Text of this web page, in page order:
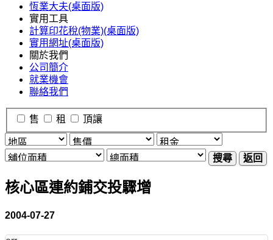
恆業大夫(桌面版)
實用工具
計算印花稅(物業)(桌面版)
實用網址(桌面版)
關於我們
公司簡介
就業機會
聯絡我們
售 租 頂讓
搜尋 返回
核心區連約鋪交投驟增
2004-07-27